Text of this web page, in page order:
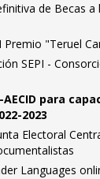
de Becas a
Premio "Teruel
SEPI -
AECID para
2023
Electoral
Languages